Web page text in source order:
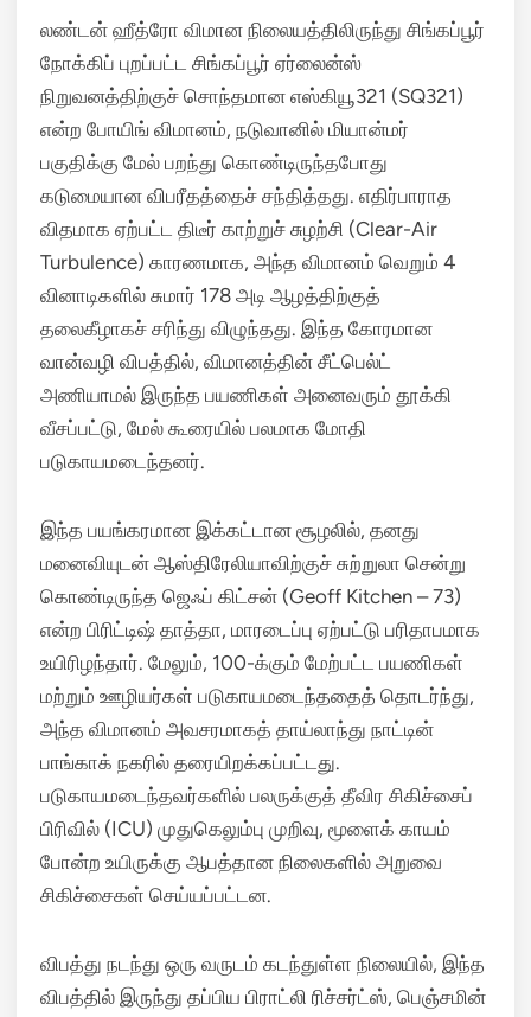
லண்டன் ஹீத்ரோ விமான நிலையத்திலிருந்து சிங்கப்பூர்
நோக்கிப் புறப்பட்ட சிங்கப்பூர் ஏர்லைன்ஸ்
நிறுவனத்திற்குச் சொந்தமான எஸ்கியூ321 (SQ321)
என்ற போயிங் விமானம், நடுவானில் மியான்மர்
பகுதிக்கு மேல் பறந்து கொண்டிருந்தபோது
கடுமையான விபரீதத்தைச் சந்தித்தது. எதிர்பாராத
விதமாக ஏற்பட்ட திடீர் காற்றுச் சுழற்சி (Clear-Air
Turbulence) காரணமாக, அந்த விமானம் வெறும் 4
வினாடிகளில் சுமார் 178 அடி ஆழத்திற்குத்
தலைகீழாகச் சரிந்து விழுந்தது. இந்த கோரமான
வான்வழி விபத்தில், விமானத்தின் சீட்பெல்ட்
அணியாமல் இருந்த பயணிகள் அனைவரும் தூக்கி
வீசப்பட்டு, மேல் கூரையில் பலமாக மோதி
படுகாயமடைந்தனர்.
இந்த பயங்கரமான இக்கட்டான சூழலில், தனது
மனைவியுடன் ஆஸ்திரேலியாவிற்குச் சுற்றுலா சென்று
கொண்டிருந்த ஜெஃப் கிட்சன் (Geoff Kitchen – 73)
என்ற பிரிட்டிஷ் தாத்தா, மாரடைப்பு ஏற்பட்டு பரிதாபமாக
உயிரிழந்தார். மேலும், 100-க்கும் மேற்பட்ட பயணிகள்
மற்றும் ஊழியர்கள் படுகாயமடைந்ததைத் தொடர்ந்து,
அந்த விமானம் அவசரமாகத் தாய்லாந்து நாட்டின்
பாங்காக் நகரில் தரையிறக்கப்பட்டது.
படுகாயமடைந்தவர்களில் பலருக்குத் தீவிர சிகிச்சைப்
பிரிவில் (ICU) முதுகெலும்பு முறிவு, மூளைக் காயம்
போன்ற உயிருக்கு ஆபத்தான நிலைகளில் அறுவை
சிகிச்சைகள் செய்யப்பட்டன.
விபத்து நடந்து ஒரு வருடம் கடந்துள்ள நிலையில், இந்த
விபத்தில் இருந்து தப்பிய பிராட்லி ரிச்சர்ட்ஸ், பெஞ்சமின்